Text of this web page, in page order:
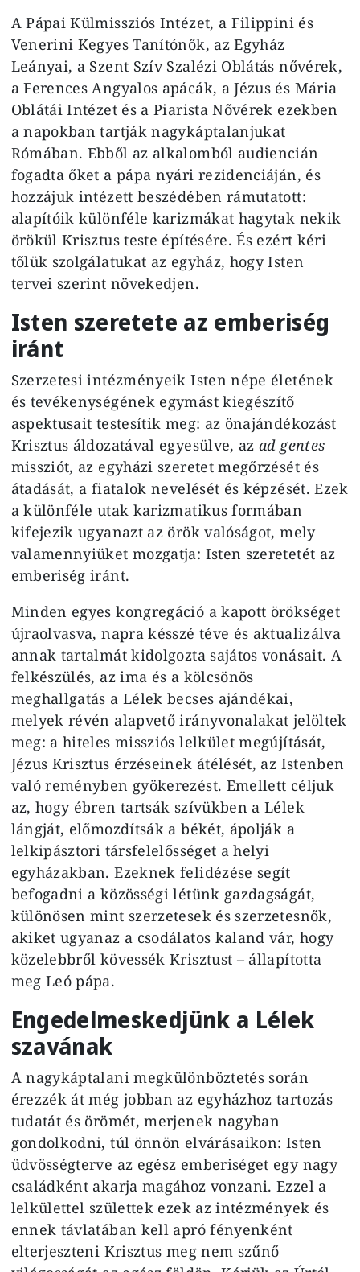
A Pápai Külmissziós Intézet, a Filippini és
Venerini Kegyes Tanítónők, az Egyház
Leányai, a Szent Szív Szalézi Oblátás nővérek,
a Ferences Angyalos apácák, a Jézus és Mária
Oblátái Intézet és a Piarista Nővérek ezekben
a napokban tartják nagykáptalanjukat
Rómában. Ebből az alkalomból audiencián
fogadta őket a pápa nyári rezidenciáján, és
hozzájuk intézett beszédében rámutatott:
alapítóik különféle karizmákat hagytak nekik
örökül Krisztus teste építésére. És ezért kéri
tőlük szolgálatukat az egyház, hogy Isten
tervei szerint növekedjen.
Isten szeretete az emberiség
iránt
Szerzetesi intézményeik Isten népe életének
és tevékenységének egymást kiegészítő
aspektusait testesítik meg: az önajándékozást
Krisztus áldozatával egyesülve, azad gentes
missziót, az egyházi szeretet megőrzését és
átadását, a fiatalok nevelését és képzését. Ezek
a különféle utak karizmatikus formában
kifejezik ugyanazt az örök valóságot, mely
valamennyiüket mozgatja: Isten szeretetét az
emberiség iránt.
Minden egyes kongregáció a kapott örökséget
újraolvasva, napra késszé téve és aktualizálva
annak tartalmát kidolgozta sajátos vonásait. A
felkészülés, az ima és a kölcsönös
meghallgatás a Lélek becses ajándékai,
melyek révén alapvető irányvonalakat jelöltek
meg: a hiteles missziós lelkület megújítását,
Jézus Krisztus érzéseinek átélését, az Istenben
való reményben gyökerezést. Emellett céljuk
az, hogy ébren tartsák szívükben a Lélek
lángját, előmozdítsák a békét, ápolják a
lelkipásztori társfelelősséget a helyi
egyházakban. Ezeknek felidézése segít
befogadni a közösségi létünk gazdagságát,
különösen mint szerzetesek és szerzetesnők,
akiket ugyanaz a csodálatos kaland vár, hogy
közelebbről kövessék Krisztust – állapította
meg Leó pápa.
Engedelmeskedjünk a Lélek
szavának
A nagykáptalani megkülönböztetés során
érezzék át még jobban az egyházhoz tartozás
tudatát és örömét, merjenek nagyban
gondolkodni, túl önnön elvárásaikon: Isten
üdvösségterve az egész emberiséget egy nagy
családként akarja magához vonzani. Ezzel a
lelkülettel születtek ezek az intézmények és
ennek távlatában kell apró fényenként
elterjeszteni Krisztus meg nem szűnő